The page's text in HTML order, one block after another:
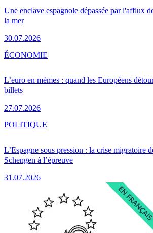
Une enclave espagnole dépassée par l'afflux
la mer
30.07.2026
L’euro en mèmes : quand les Européens
billets
27.07.2026
ÉCONOMIE
L’Espagne sous pression : la crise migratoire
Schengen à l’épreuve
31.07.2026
POLITIQUE